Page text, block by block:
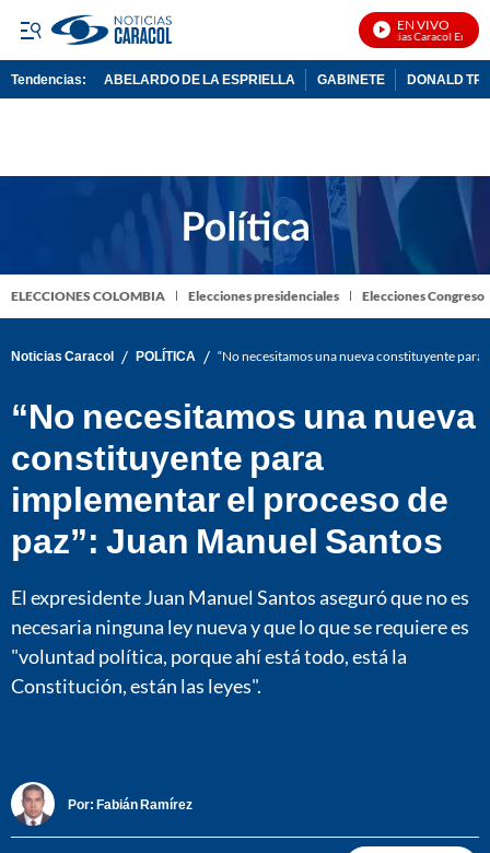
EN VIVO
Noticias Caracol En Vivo
Tendencias: ABELARDO DE LA ESPRIELLA GABINETE DONALD
ELECCIONES COLOMBIA Elecciones presidenciales Elecciones Congreso
Noticias Caracol / POLÍTICA / “No necesitamos una nueva constituyente
“No necesitamos una nueva
constituyente para
implementar el proceso de
paz”: Juan Manuel Santos
El expresidente Juan Manuel Santos aseguró que no es
necesaria ninguna ley nueva y que lo que se requiere es
"voluntad política, porque ahí está todo, está la
Constitución, están las leyes".
Por: Fabián Ramírez